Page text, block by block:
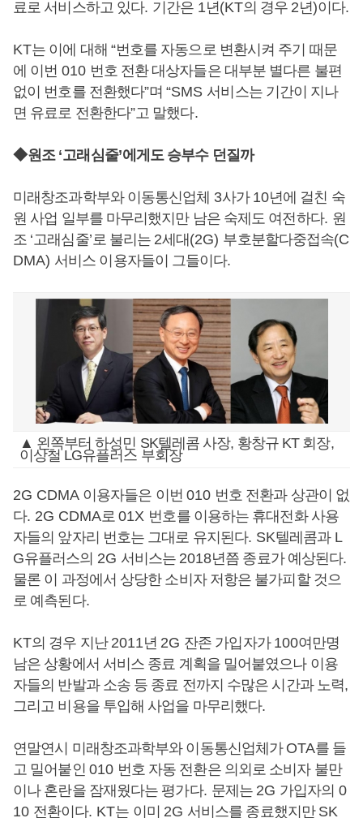
료로 서비스하고 있다. 기간은 1년(KT의 경우 2년)이다.
KT는 이에 대해 “번호를 자동으로 변환시켜 주기 때문
에 이번 010 번호 전환 대상자들은 대부분 별다른 불편
없이 번호를 전환했다”며“SMS 서비스는 기간이 지나
면 유료로 전환한다”고 말했다.
◆원조 ‘고래심줄’에게도 승부수 던질까
미래창조과학부와 이동통신업체 3사가 10년에 걸친 숙
원 사업 일부를 마무리했지만 남은 숙제도 여전하다. 원
조 ‘고래심줄’로 불리는 2세대 (2G) 부호분할다중접속(C
DMA) 서비스 이용자들이 그들이다.
▲ 왼쪽부터 하성민 SK텔레콤 사장, 황창규 KT 회장,
이상철 LG유플러스 부회장
2G CDMA 이용자들은 이번 010 번호 전환과 상관이 없
다. 2G CDMA로01X 번호를 이용하는 휴대전화 사용
자들의 앞자리 번호는 그대로 유지된다. SK텔레콤과 L
G유플러스의 2G 서비스는 2018년쯤 종료가 예상된다.
물론 이 과정에서 상당한 소비자 저항은 불가피할 것으
로 예측된다.
KT의 경우 지난 2011년 2G 잔존 가입자가 100여만명
남은 상황에서 서비스 종료 계획을 밀어붙였으나 이용
자들의 반발과 소송 등 종료 전까지 수많은 시간과 노력,
그리고 비용을 투입해 사업을 마무리했다.
연말연시 미래창조과학부와 이동통신업체가 OTA를 들
고 밀어붙인 010 번호 자동 전환은 의외로 소비자 불만
이나 혼란을 잠재웠다는 평가다. 문제는 2G 가입자의 0
10 전환이다. KT는 이미 2G 서비스를 종료했지만 SK